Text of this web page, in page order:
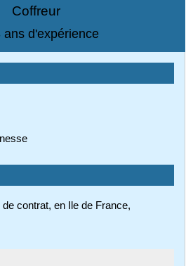
Coffreur
ans d'expérience
contrat, en Ile de France,